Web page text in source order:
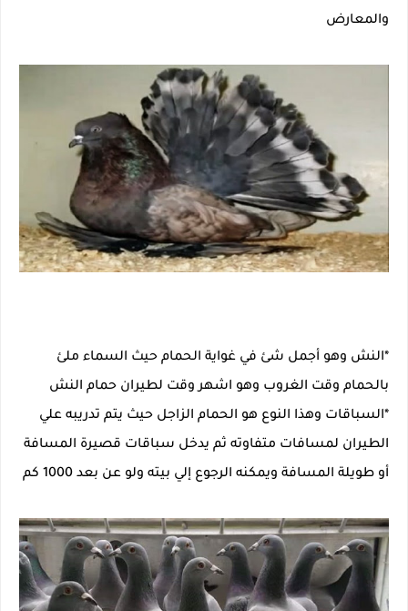
والمعارض
*النش وهو أجمل شئ في غواية الحمام حيث السماء ملئ
بالحمام وقت الغروب وهو اشهر وقت لطيران حمام النش
*السباقات وهذا النوع هو الحمام الزاجل حيث يتم تدريبه علي
الطيران لمسافات متفاوته ثم يدخل سباقات قصيرة المسافة
أو طويلة المسافة ويمكنه الرجوع إلي بيته ولو عن بعد 1000 كم